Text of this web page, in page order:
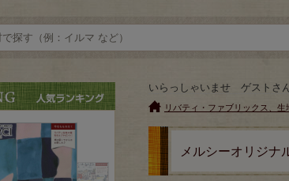
いらっしゃいませ ゲストさ
リバティ・ファブリックス、生
メルシーオリジ